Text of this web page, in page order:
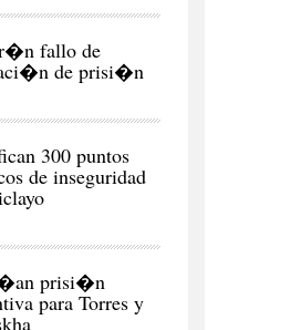
fallo de
de prisi�n
300 puntos
de inseguridad
prisi�n
para Torres y